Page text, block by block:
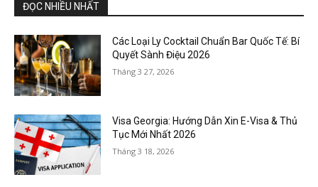
ĐỌC NHIỀU NHẤT
Các Loại Ly Cocktail Chuẩn Bar Quốc Tế: Bí
Quyết Sành Điệu 2026
Tháng 3 27, 2026
Visa Georgia: Hướng Dẫn Xin E-Visa & Thủ
Tục Mới Nhất 2026
Tháng 3 18, 2026